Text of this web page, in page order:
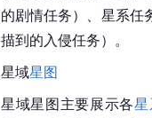
的剧情任务）、星系任
描到的入侵任务）。
星域星图
星域星图主要展示各